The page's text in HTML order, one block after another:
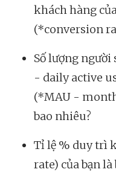
khách hàng
(*conversion
Số lượng người
- daily active
(*MAU -
bao nhiêu?
Tỉ lệ % duy trì
rate) của bạn